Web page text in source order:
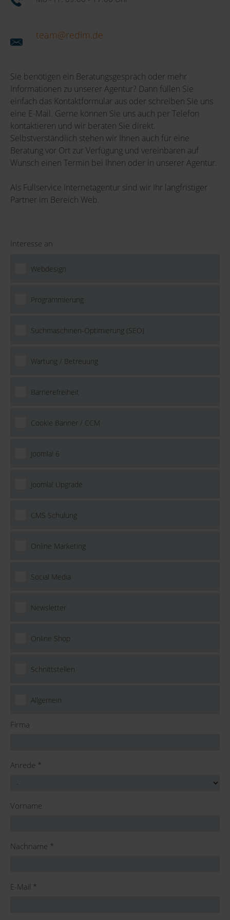
team@redim.de
Sie benötigen ein Beratungsgespräch oder mehr
Informationen zu unserer Agentur? Dann füllen Sie
einfach das Kontaktformular aus oder schreiben Sie uns
eine E-Mail. Gerne können Sie uns auch per Telefon
kontaktieren und wir beraten Sie direkt.
Selbstverständlich stehen wir Ihnen auch für eine
Beratung vor Ort zur Verfügung und vereinbaren auf
Wunsch einen Termin bei Ihnen oder in unserer Agentur.
Als Fullservice Internetagentur sind wir Ihr langfristiger
Partner im Bereich Web.
Interesse an
Webdesign
Programmierung
Suchmaschinen-Optimierung (SEO)
Wartung / Betreuung
Barrierefreiheit
Cookie Banner / CCM
Joomla! 6
Joomla! Upgrade
CMS Schulung
Online Marketing
Social Media
Newsletter
Online Shop
Schnittstellen
Allgemein
Firma
Anrede *
Vorname
Nachname *
E-Mail *